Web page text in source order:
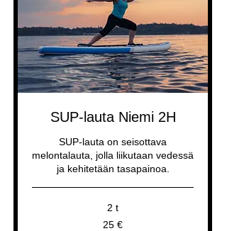
SUP-lauta Niemi 2H
SUP-lauta on seisottava
melontalauta, jolla liikutaan vedessä
ja kehitetään tasapainoa.
2 t
25 €